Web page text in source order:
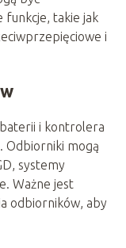
funkcje, takie jak
i
baterii i kontrolera
Odbiorniki mogą
systemy
Ważne jest
odbiorników, aby